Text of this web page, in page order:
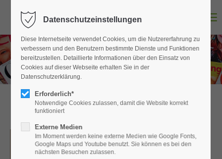
Login
Benutzername
Passwort
Anmelden
Permanent Make-up
Datenschutzeinstellungen
Diese Internetseite verwendet Cookies, um die Nutzererfahrung zu
verbessern und den Benutzern bestimmte Dienste und Funktionen
bereitzustellen. Detaillierte Informationen über den Einsatz von
Cookies auf dieser Webseite erhalten Sie in der
Datenschutzerklärung.
Erforderlich*
Notwendige Cookies zulassen, damit die Website korrekt
funktioniert
Externe Medien
Im Moment werden keine externe Medien wie Google Fonts,
Google Maps und Youtube benutzt. Sie können es bei den
nächsten Besuchen zulassen.